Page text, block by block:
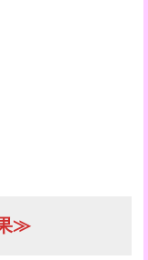
≫